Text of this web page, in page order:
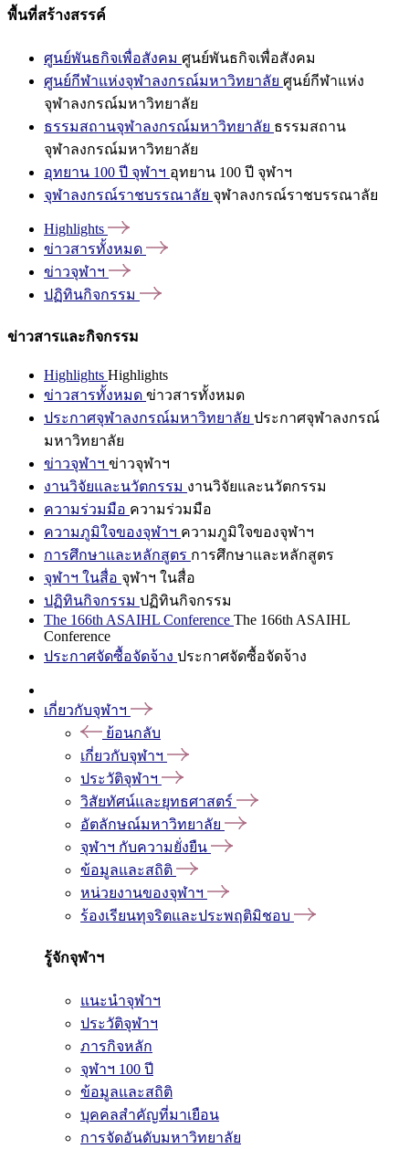
พื้นที่สร้างสรรค์
ศูนย์พันธกิจเพื่อสังคม ศูนย์พันธกิจเพื่อสังคม
ศูนย์กีฬาแห่งจุฬาลงกรณ์มหาวิทยาลัย ศูนย์กีฬาแห่ง
จุฬาลงกรณ์มหาวิทยาลัย
ธรรมสถานจุฬาลงกรณ์มหาวิทยาลัย ธรรมสถาน
จุฬาลงกรณ์มหาวิทยาลัย
อุทยาน 100 ปี จุฬาฯ อุทยาน 100 ปี จุฬาฯ
จุฬาลงกรณ์ราชบรรณาลัย จุฬาลงกรณ์ราชบรรณาลัย
Highlights
ข่าวสารทั้งหมด
ข่าวจุฬาฯ
ปฏิทินกิจกรรม
ข่าวสารและกิจกรรม
Highlights Highlights
ข่าวสารทั้งหมด ข่าวสารทั้งหมด
ประกาศจุฬาลงกรณ์มหาวิทยาลัย ประกาศจุฬาลงกรณ์
มหาวิทยาลัย
ข่าวจุฬาฯ ข่าวจุฬาฯ
งานวิจัยและนวัตกรรม งานวิจัยและนวัตกรรม
ความร่วมมือ ความร่วมมือ
ความภูมิใจของจุฬาฯ ความภูมิใจของจุฬาฯ
การศึกษาและหลักสูตร การศึกษาและหลักสูตร
จุฬาฯ ในสื่อ จุฬาฯ ในสื่อ
ปฏิทินกิจกรรม ปฏิทินกิจกรรม
The 166th ASAIHL Conference The 166th ASAIHL
Conference
ประกาศจัดซื้อจัดจ้าง ประกาศจัดซื้อจัดจ้าง
เกี่ยวกับจุฬาฯ
ย้อนกลับ
เกี่ยวกับจุฬาฯ
ประวัติจุฬาฯ
วิสัยทัศน์และยุทธศาสตร์
อัตลักษณ์มหาวิทยาลัย
จุฬาฯ กับความยั่งยืน
ข้อมูลและสถิติ
หน่วยงานของจุฬาฯ
ร้องเรียนทุจริตและประพฤติมิชอบ
รู้จักจุฬาฯ
แนะนำจุฬาฯ
ประวัติจุฬาฯ
ภารกิจหลัก
จุฬาฯ 100 ปี
ข้อมูลและสถิติ
บุคคลสำคัญที่มาเยือน
การจัดอันดับมหาวิทยาลัย